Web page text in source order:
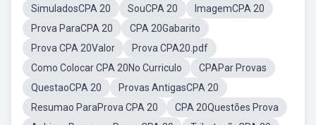
SimuladosCPA 20 SouCPA 20
ImagemCPA 20
Prova ParaCPA 20
CPA 20Gabarito
Prova CPA 20Valor
Prova CPA20.pdf
Como Colocar CPA 20No Curriculo
CPAPar Provas
QuestaoCPA 20
Provas AntigasCPA 20
Resumao ParaProva CPA 20
CPA 20Questões Prova